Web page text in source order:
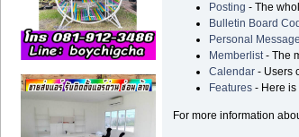
Posting - The
Bulletin Board
Personal
Memberlist- The
Calendar - Users
Features - Here is
For more information